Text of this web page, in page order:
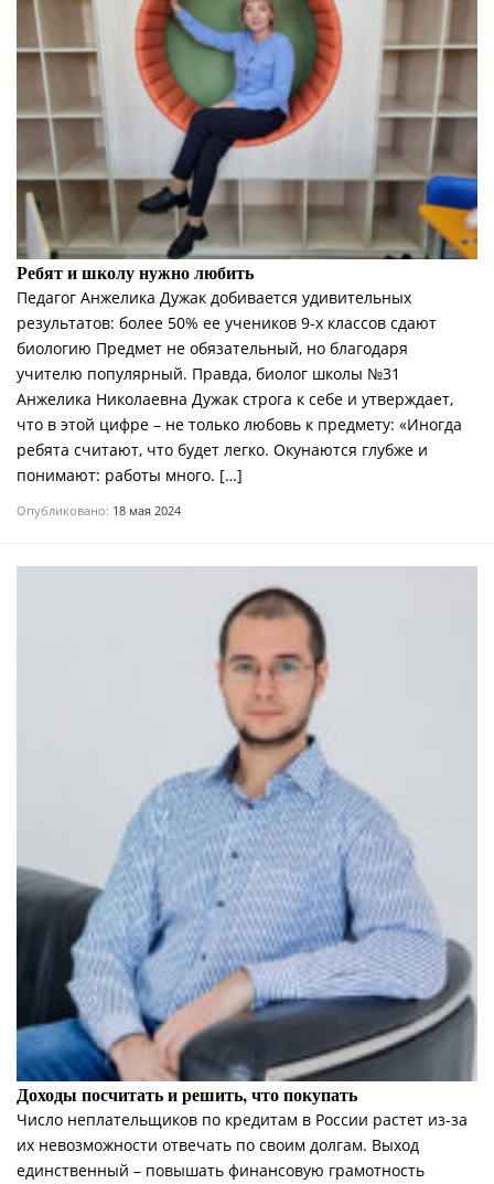
Ребят и школу нужно любить
Педагог Анжелика Дужак добивается удивительных
результатов: более 50% ее учеников 9-х классов сдают
биологию Предмет не обязательный, но благодаря
учителю популярный. Правда, биолог школы №31
Анжелика Николаевна Дужак строга к себе и утверждает,
что в этой цифре – не только любовь к предмету: «Иногда
ребята считают, что будет легко. Окунаются глубже и
понимают: работы много. […]
Опубликовано: 18 мая 2024
Доходы посчитать и решить, что покупать
Число неплательщиков по кредитам в России растет из-за
их невозможности отвечать по своим долгам. Выход
единственный – повышать финансовую грамотность